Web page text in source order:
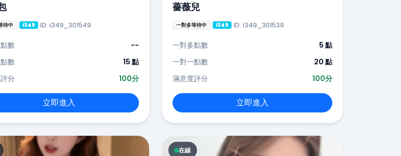
待中 i349 ID: i349_301549
數
--
數
15 點
分
100分
立即進入
薔薇兒
一對多等待中 i349 ID: i349_301539
一對多點數
5 點
一對一點數
20 點
滿意度評分
100分
立即進入
在線